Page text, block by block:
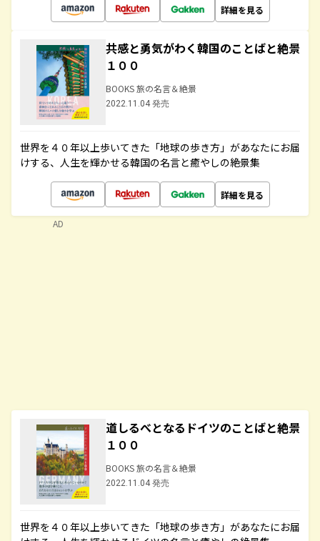
詳細を見る
共感と勇気がわく韓国のことばと絶景
１００
BOOKS 旅の名言＆絶景
2022.11.04 発売
世界を４０年以上歩いてきた「地球の歩き方」があなたにお届
けする、人生を輝かせる韓国の名言と癒やしの絶景集
詳細を見る
道しるべとなるドイツのことばと絶景
１００
BOOKS 旅の名言＆絶景
2022.11.04 発売
世界を４０年以上歩いてきた「地球の歩き方」があなたにお届
AD